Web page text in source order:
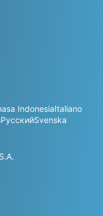
IndonesiaItaliano
РусскийSvenska